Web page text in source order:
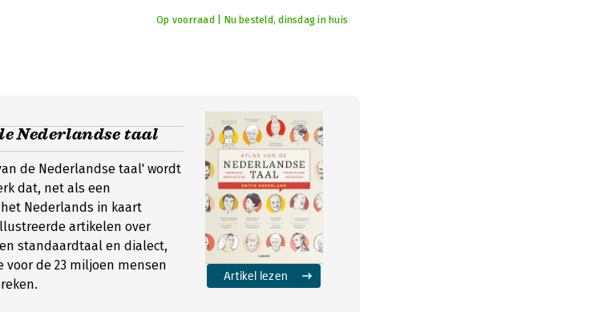
Op voorraad | Nu besteld, dinsdag in huis
Nederlandse taal
de Nederlandse taal' wordt
dat, net als een
Nederlands in kaart
artikelen over
standaardtaal en dialect,
de 23 miljoen mensen
Artikel lezen